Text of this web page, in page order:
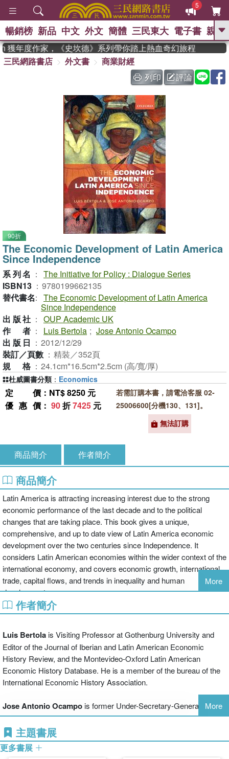
5
GO
熱搜： 東野圭吾
、 如果歷史是一群喵 、 暑期
國際布克獎 臺灣漫遊錄 、 方
念華 、 台灣的李登輝時代
孩：黎曼猜想 、 偉大的迷走神經
暢銷榜 新品 中文 外文 簡體 三民東大 電子書 親子
年度作家，《史坎德》系列帶你踏上熱血奇幻旅程
三民網路書店
外文書
商業財經
列印
評論
90折
The Economic Development of Latin America
Since Independence
系列名 ： The Initiative for Policy : Dialogue Series
ISBN13 ： 9780199662135
替代書名： The Economic Development of Latin America
Since Independence
出版社 ： OUP Academic UK
作者 ： Luis Bertola ; Jose Antonio Ocampo
出版日 ： 2012/12/29
裝訂／頁數 ： 精裝／352頁
規格 ： 24.1cm*16.5cm*2.5cm (高/寬/厚)
定價 ：NT$ 8250 元
優惠價 ： 90折7425 元
若需訂購本書，請電洽客服 02-
25006600[分機130、131]。
無法訂購
杜威圖書分類 ： Economics
商品簡介 作者簡介
商品簡介
Latin America is attracting increasing interest due to the strong
economic performance of the last decade and to the political
changes that are taking place. This book gives a unique,
comprehensive, and up to date view of Latin America economic
development over the two centuries since Independence. It
considers Latin American economies within the wider context of the
international economy, and covers economic growth, international
trade, capital flows, and trends in inequality and human
development.
With chapters that cover different eras, it traces the major
coherent interpretation of the economic history of the region. It
combines a wealth of original research, new perspectives, and
empirical information to provide a synthesis of the growing literature
that both complements and extends previous studies.
More
作者簡介
Luis Bertolais Visiting Professor at Gothenburg University and
Editor of the Journal of Iberian and Latin American Economic
History Review, and the Montevideo-Oxford Latin American
Economic History Database. He is a member of the bureau of the
International Economic History Association.
Jose Antonio Ocampois former Under-Secretary-General of the
United Nations for Economic and Social Affairs, former Executive
Secretary of the UN Economic Commission for Latin America and
the Caribbean, and former Minister of Finance, Agriculture, and
Planning of Colombia.
More
主題書展
更多書展